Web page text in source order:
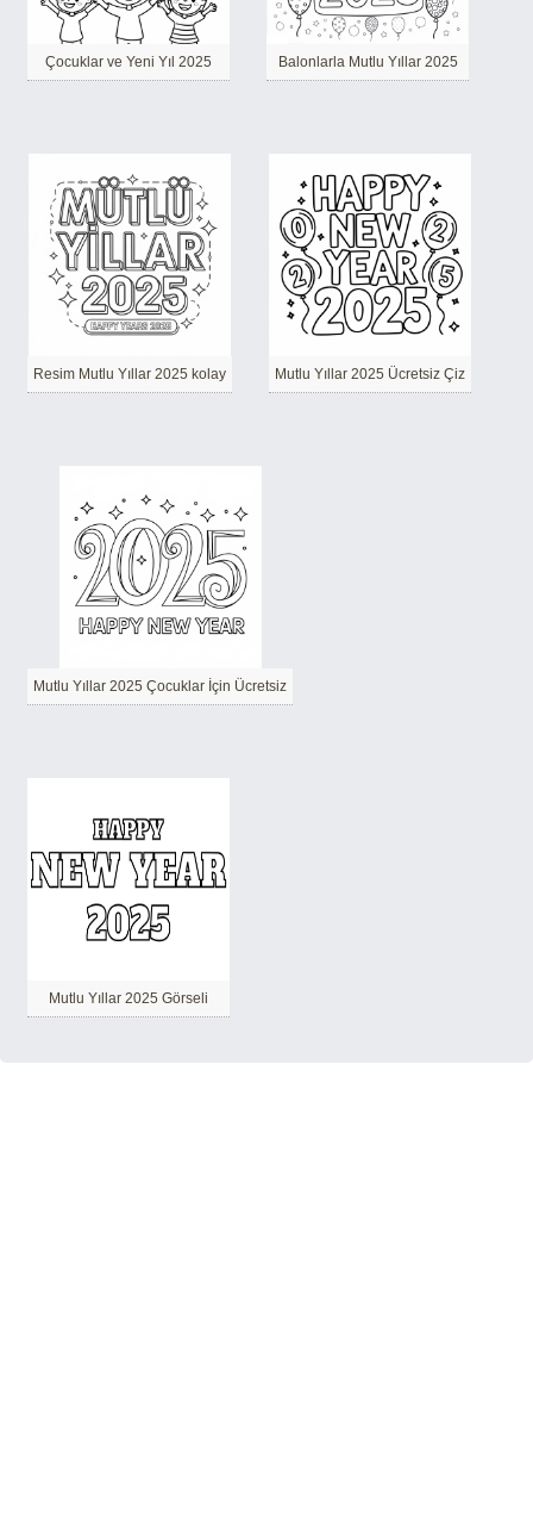
Çocuklar ve Yeni Yıl 2025 Balonlarla Mutlu Yıllar 2025
Resim Mutlu Yıllar 2025 kolay Mutlu Yıllar 2025 Ücretsiz Çiz
Mutlu Yıllar 2025 Çocuklar İçin Ücretsiz
Mutlu Yıllar 2025 Görseli